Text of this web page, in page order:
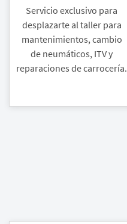
Servicio exclusivo para
desplazarte al taller para
mantenimientos, cambio
de neumáticos, ITV y
reparaciones de carrocería.